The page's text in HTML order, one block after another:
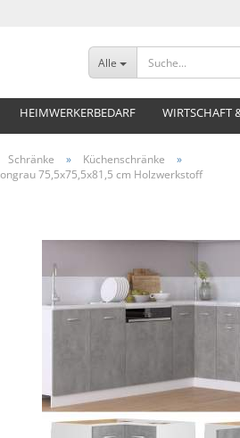
Alle
HEIMWERKERBEDARF WIRTSCHAFT
Schränke » Küchenschränke
»
75,5x75,5x81,5 cm Holzwerkstoff